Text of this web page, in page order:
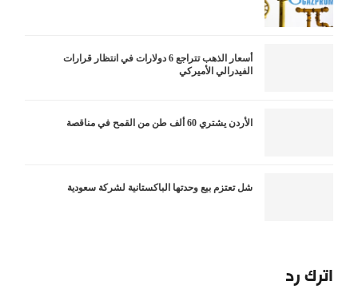
أسعار الذهب تتراجع 6 دولارات في انتظار قرارات
الفيدرالي الأميركي
الأردن يشتري 60 ألف طن من القمح في مناقصة
شل تعتزم بيع وحدتها الباكستانية لشركة سعودية
اترك رد